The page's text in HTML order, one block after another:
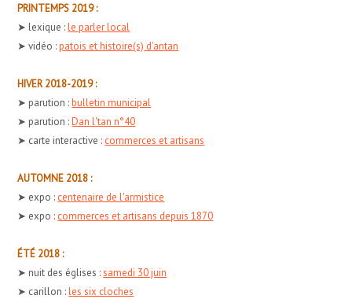
PRINTEMPS 2019 :
➤ lexique :le parler local
➤ vidéo :patois et histoire(s) d'antan
HIVER 2018-2019 :
➤ parution :bulletin municipal
➤ parution :Dan l'tan n°40
➤ carte interactive : commerces et artisans
AUTOMNE 2018 :
➤ expo : centenaire de l'armistice
➤ expo : commerces et artisans depuis 1870
ÉTÉ 2018 :
➤ nuit des églises :samedi 30 juin
➤ carillon :les six cloches